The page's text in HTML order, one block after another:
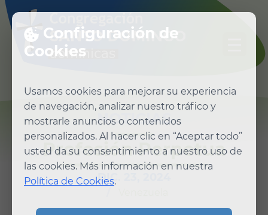
Configuración de
Cookies
Usamos cookies para mejorar su experiencia
de navegación, analizar nuestro tráfico y
mostrarle anuncios o contenidos
personalizados. Al hacer clic en “Aceptar todo”
usted da su consentimiento a nuestro uso de
las cookies. Más información en nuestra
Política de Cookies.
NOTICIAS
Profesión Perpetua
DIC. 23, 2024